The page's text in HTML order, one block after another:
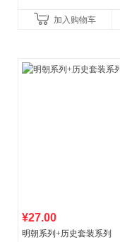
初中生课外书中国青
加入购物车
¥27.00
明朝系列+历史套装系列